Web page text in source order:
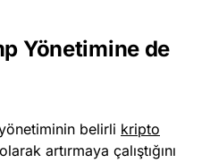
Yönetimine de
belirli kripto
artırmaya çalıştığını